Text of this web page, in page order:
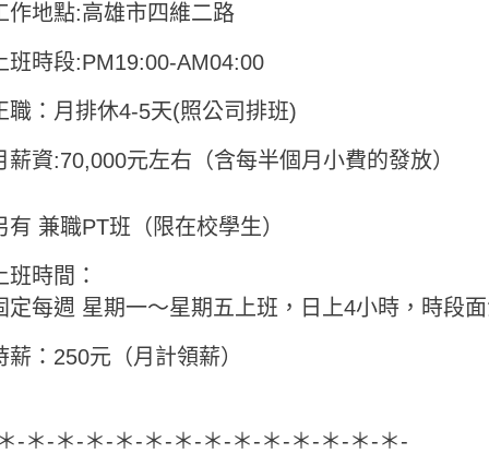
作地點:高雄市四維二路
上班時段:PM19:00-AM04:00
職：月排休4-5天(照公司排班)
薪資:70,000元左右（含每半個月小費的發放）
有 兼職PT班（限在校學生）
上班時間：
定每週 星期一～星期五上班，日上4小時，時段
薪：250元（月計領薪）
-＊-＊-＊-＊-＊-＊-＊-＊-＊-＊-＊-＊-＊-